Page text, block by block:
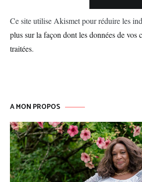
Ce site utilise Akismet pour réduire les
plus sur la façon dont les données de vos
traitées.
A MON PROPOS